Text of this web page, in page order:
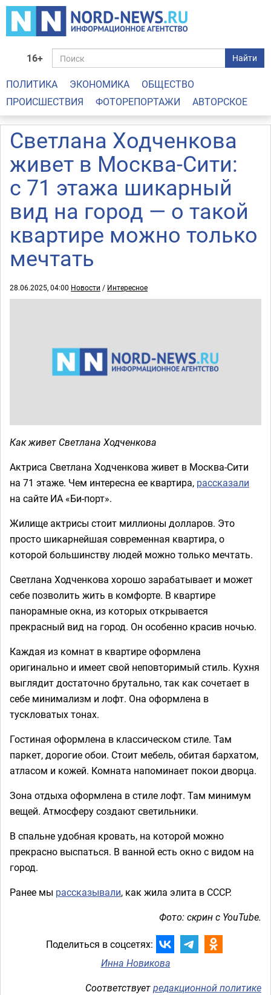
16+ Найти
ПОЛИТИКА ЭКОНОМИКА
ОБЩЕСТВО
ПРОИСШЕСТВИЯ
ФОТОРЕПОРТАЖИ АВТОРСКОЕ
Светлана Ходченкова
живет в Москва-Сити:
с 71 этажа шикарный
вид на город — о такой
квартире можно только
мечтать
28.06.2025, 04:00 Новости / Интересное
Как живет Светлана Ходченкова
Актриса Светлана Ходченкова живет в Москва-Сити
на 71 этаже. Чем интересна ее квартира, рассказали
на сайте ИА «Би-порт».
Жилище актрисы стоит миллионы долларов. Это
просто шикарнейшая современная квартира, о
которой большинству людей можно только мечтать.
Светлана Ходченкова хорошо зарабатывает и может
себе позволить жить в комфорте. В квартире
панорамные окна, из которых открывается
прекрасный вид на город. Он особенно красив ночью.
Каждая из комнат в квартире оформлена
оригинально и имеет свой неповторимый стиль. Кухня
выглядит достаточно брутально, так как сочетает в
себе минимализм и лофт. Она оформлена в
тускловатых тонах.
Гостиная оформлена в классическом стиле. Там
паркет, дорогие обои. Стоит мебель, обитая бархатом,
атласом и кожей. Комната напоминает покои дворца.
Зона отдыха оформлена в стиле лофт. Там минимум
вещей. Атмосферу создают светильники.
В спальне удобная кровать, на которой можно
прекрасно выспаться. В ванной есть окно с видом на
город.
Ранее мы рассказывали, как жила элита в СССР.
Фото: скрин с YouTube.
Поделиться в соцсетях:
Инна Новикова
Соответствуетредакционной политике